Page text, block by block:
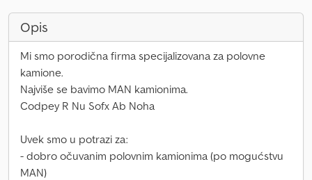
Opis
Mi smo porodična firma specijalizovana za polovne
kamione.
Najviše se bavimo MAN kamionima.
Codpey R Nu Sofx Ab Noha
Uvek smo u potrazi za:
- dobro očuvanim polovnim kamionima (po mogućstvu
MAN)